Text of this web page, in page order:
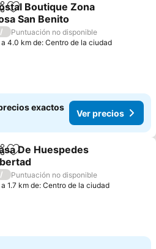
Agregar a favoritos
Boutique Zona
San Benito
precios
/
Puntuación no disponible
a 4.0 km de: Centro de la ciudad
exactos
Ver precios
Agregar a favoritos
De Huespedes
precios
/
Puntuación no disponible
a 1.7 km de: Centro de la ciudad